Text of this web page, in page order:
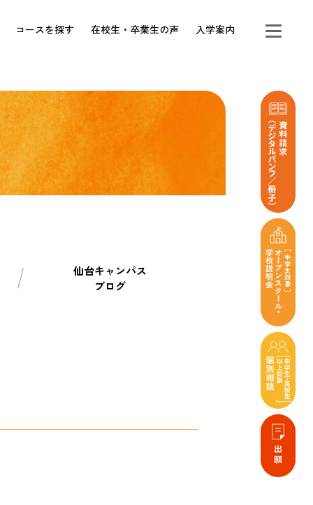
コースを探す 在校生・卒業生の声 入学案内
仙台キャンパス
ブログ